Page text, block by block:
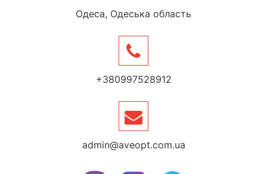
Одеса, Одеська область
+380997528912
admin@aveopt.com.ua